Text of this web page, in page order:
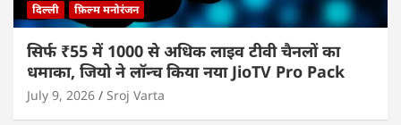
दिल्ली फ़िल्म मनोरंजन
सिर्फ ₹55 में 1000 से अधिक लाइव टीवी चैनलों का
धमाका, जियो ने लॉन्च किया नया JioTV Pro Pack
July 9, 2026 Sroj Varta